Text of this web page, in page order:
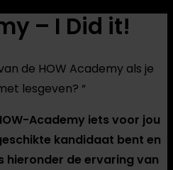
– I Did it!
de HOW Academy als je
lesgeven? “
Academy iets voor jou
kandidaat bent en
hieronder de ervaring van